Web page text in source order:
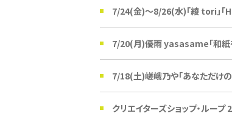
7/24(金)〜8/26(水)「綾 tori」「
7/20(月)優雨 yasasame「和紙
7/18(土)嵯峨乃や「あなただけ
クリエイターズショップ・ループ